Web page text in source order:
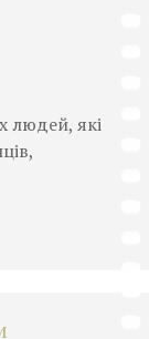
людей, які